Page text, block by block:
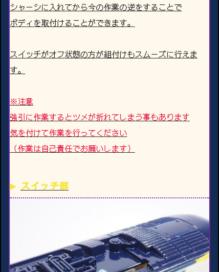
シャーシに入れてから今の作業の逆をすることで
ボディを取付けることができます。
スイッチがオフ状態の方が組付けもスムーズに行えま
す。
※注意
強引に作業するとツメが折れてしまう事もあります
気を付けて作業を行ってください
（作業は自己責任でお願いします）
スイッチ部